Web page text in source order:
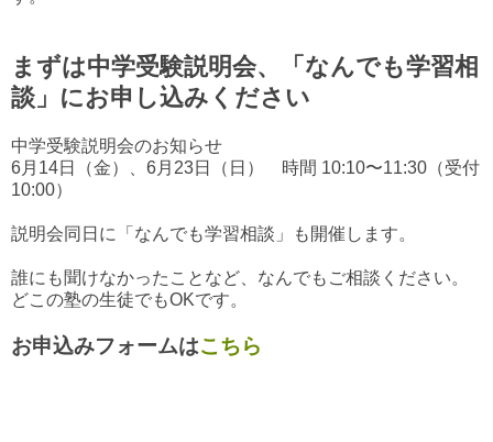
まずは中学受験説明会、「なんでも学習相
談」にお申し込みください
中学受験説明会のお知らせ
6月14日（金）、6月23日（日） 時間 10:10〜11:30（受付
10:00）
説明会同日に「なんでも学習相談」も開催します。
誰にも聞けなかったことなど、なんでもご相談ください。
どこの塾の生徒でもOKです。
お申込みフォームはこちら